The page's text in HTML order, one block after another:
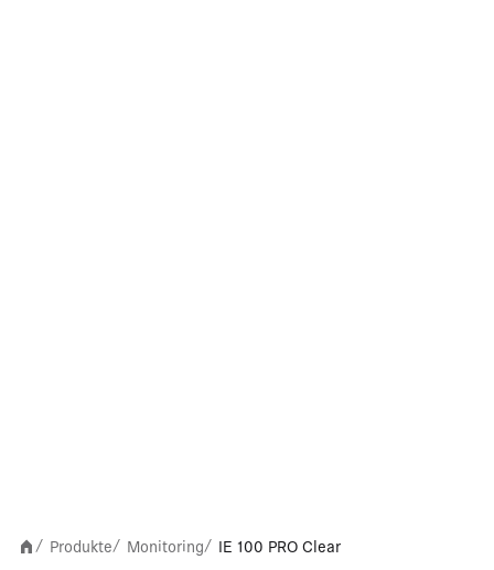
/ Produkte/ Monitoring/ IE 100 PRO Clear